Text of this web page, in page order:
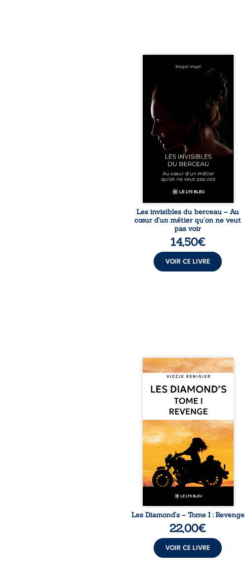
Qui prend soin de celles et
ceux auxquels nous confions
nos enfants ? Derrière la
douceur apparente des
maisons d’accueil se joue une
réalité que nul ne soupçonne :
rémunérations dérisoires,
solitude, épuisement,
responsabilités écrasantes… À
travers des témoignages
saisissants et sa propre
expérience, Magali Vogel lève
le voile sur les coulisses d’une ...
Les invisibles du berceau – Au
cœur d’un métier qu’on ne veut
pas voir
14,50€
VOIR CE LIVRE
Revenge est à la tête des
Diamond’s, un clan de motards
aussi réputé et respecté que
redouté dans tout le pays. Rien
ne la prédestinait à cette vie,
mais les épreuves ont forgé
une femme dure, inaccessible
et résolue à ne jamais dévoiler
ses faiblesses, jusqu’à ce que
le mystérieux Juan croise sa
route. Chef d’une famille de
Nomads, Juan porte lui aussi le
poids ...
Les Diamond’s – Tome I : Revenge
22,00€
VOIR CE LIVRE